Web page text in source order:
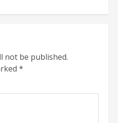
not be published.
*